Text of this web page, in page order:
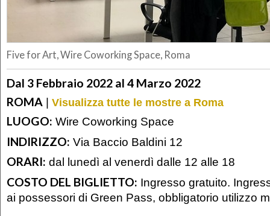
Five for Art, Wire Coworking Space, Roma
Dal 3 Febbraio 2022 al 4 Marzo 2022
ROMA | Visualizza tutte le mostre a Roma
LUOGO: Wire Coworking Space
INDIRIZZO: Via Baccio Baldini 12
ORARI: dal lunedì al venerdì dalle 12 alle 18
COSTO DEL BIGLIETTO: Ingresso gratuito.
ai possessori di Green Pass, obbligatorio utilizzo